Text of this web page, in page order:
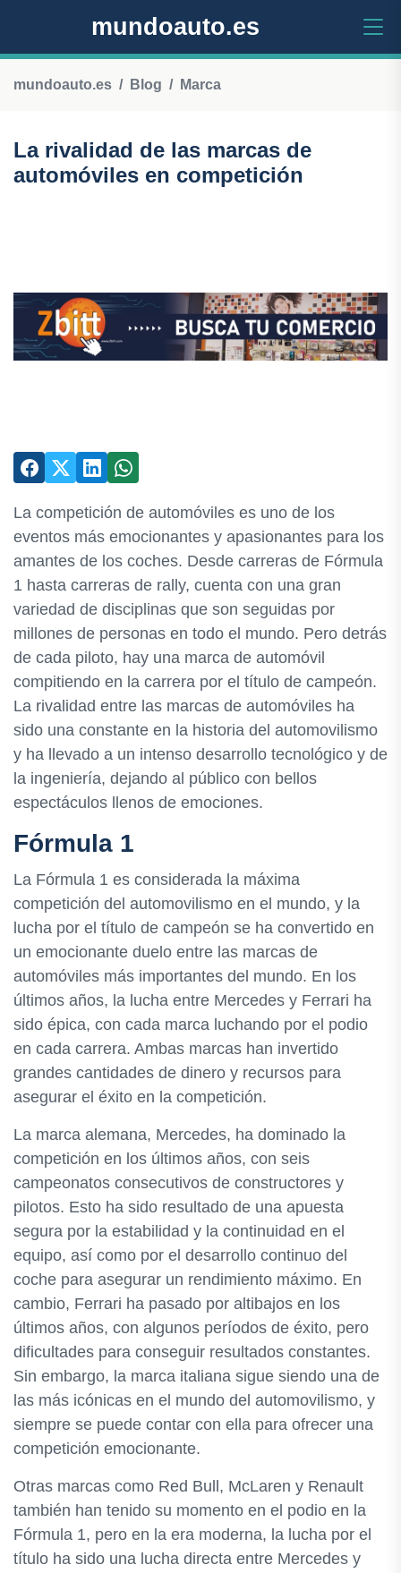
mundoauto.es
mundoauto.es Blog Marca
La rivalidad de las marcas de
automóviles en competición
La competición de automóviles es uno de los
eventos más emocionantes y apasionantes para los
amantes de los coches. Desde carreras de Fórmula
1 hasta carreras de rally, cuenta con una gran
variedad de disciplinas que son seguidas por
millones de personas en todo el mundo. Pero detrás
de cada piloto, hay una marca de automóvil
compitiendo en la carrera por el título de campeón.
La rivalidad entre las marcas de automóviles ha
sido una constante en la historia del automovilismo
y ha llevado a un intenso desarrollo tecnológico y de
la ingeniería, dejando al público con bellos
espectáculos llenos de emociones.
Fórmula 1
La Fórmula 1 es considerada la máxima
competición del automovilismo en el mundo, y la
lucha por el título de campeón se ha convertido en
un emocionante duelo entre las marcas de
automóviles más importantes del mundo. En los
últimos años, la lucha entre Mercedes y Ferrari ha
sido épica, con cada marca luchando por el podio
en cada carrera. Ambas marcas han invertido
grandes cantidades de dinero y recursos para
asegurar el éxito en la competición.
La marca alemana, Mercedes, ha dominado la
competición en los últimos años, con seis
campeonatos consecutivos de constructores y
pilotos. Esto ha sido resultado de una apuesta
segura por la estabilidad y la continuidad en el
equipo, así como por el desarrollo continuo del
coche para asegurar un rendimiento máximo. En
cambio, Ferrari ha pasado por altibajos en los
últimos años, con algunos períodos de éxito, pero
dificultades para conseguir resultados constantes.
Sin embargo, la marca italiana sigue siendo una de
las más icónicas en el mundo del automovilismo, y
siempre se puede contar con ella para ofrecer una
competición emocionante.
Otras marcas como Red Bull, McLaren y Renault
también han tenido su momento en el podio en la
Fórmula 1, pero en la era moderna, la lucha por el
título ha sido una lucha directa entre Mercedes y